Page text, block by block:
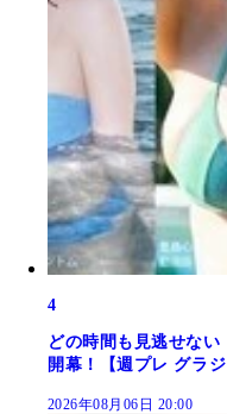
4
どの時間も見逃せな
開幕！【週プレ グラジ
2026年08月06日 20:00